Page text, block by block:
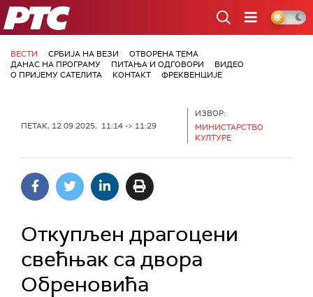
РТС
ВЕСТИ СРБИЈА НА ВЕЗИ
ОТВОРЕНА ТЕМА
ДАНАС НА ПРОГРАМУ
ПИТАЊА И ОДГОВОРИ
ВИДЕО
О ПРИЈЕМУ САТЕЛИТА
КОНТАКТ ФРЕКВЕНЦИЈЕ
ПЕТАК, 12.09.2025, 11:14 -> 11:29
ИЗВОР:
МИНИСТАРСТВО
КУЛТУРЕ
Откупљен драгоцени
свећњак са двора
Обреновића